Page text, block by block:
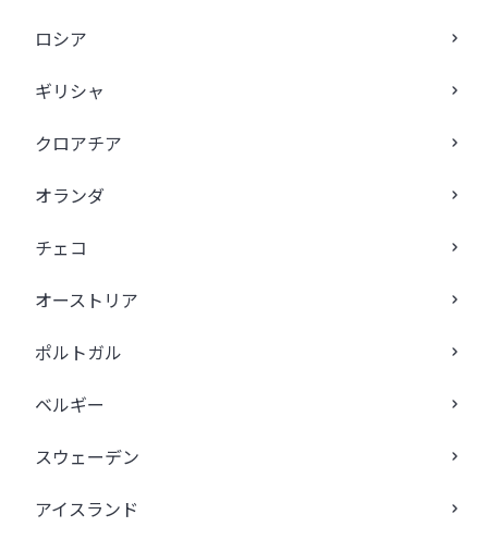
ロシア
ギリシャ
クロアチア
オランダ
チェコ
オーストリア
ポルトガル
ベルギー
スウェーデン
アイスランド